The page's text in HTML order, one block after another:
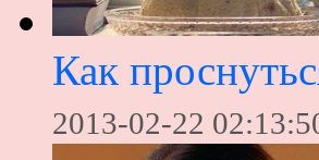
Как
2013-02-22